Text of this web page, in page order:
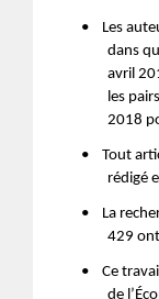
•
Les
dans
avril
les
2018
•
Tout
rédigé
•
La
429
•
Ce
de